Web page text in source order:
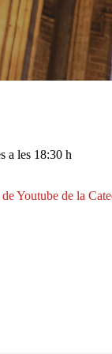
a les 18:30 h
Youtube de la